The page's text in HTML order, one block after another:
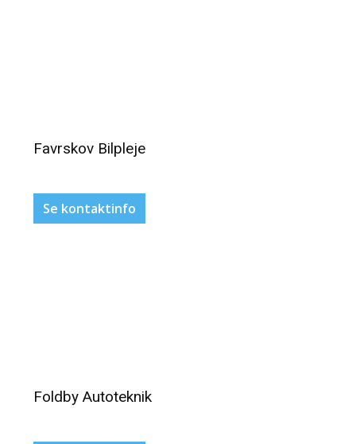
Favrskov Bilpleje
Se kontaktinfo
Foldby Autoteknik